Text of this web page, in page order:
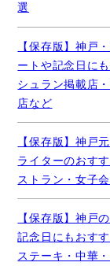
選
【保存版】神戸
ートや記念日に
シュラン掲載店
店など
【保存版】神戸
ライターのおす
ストラン・女子
【保存版】神戸
記念日にもおす
ステーキ・中華